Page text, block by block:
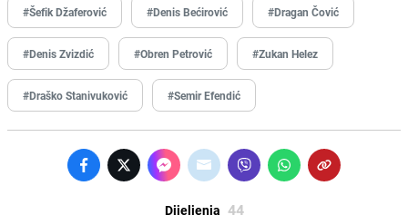
#Šefik Džaferović #Denis Bećirović #Dragan Čović
#Denis Zvizdić #Obren Petrović #Zukan Helez
#Draško Stanivuković #Semir Efendić
Dijeljenja 44